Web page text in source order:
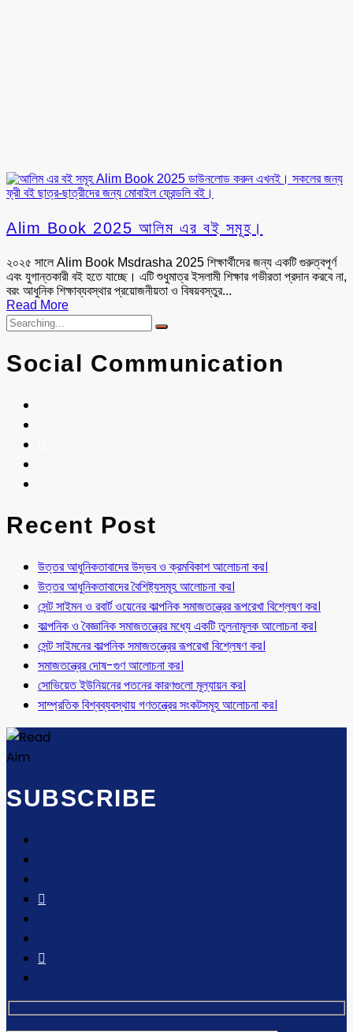
Alim Book 2025 আলিম এর বই সমূহ।
২০২৫ সালে Alim Book Msdrasha 2025 শিক্ষার্থীদের জন্য একটি গুরুত্বপূর্ণ
এবং যুগান্তকারী বই হতে যাচ্ছে। এটি শুধুমাত্র ইসলামী শিক্ষার গভীরতা প্রদান করবে না,
বরং আধুনিক শিক্ষাব্যবস্থার প্রয়োজনীয়তা ও বিষয়বস্তুর...
Read More
Social Communication
Recent Post
উত্তর আধুনিকতাবাদের উদ্ভব ও ক্রমবিকাশ আলোচনা কর।
উত্তর আধুনিকতাবাদের বৈশিষ্ট্যসমূহ আলোচনা কর।
সেন্ট সাইমন ও রবার্ট ওয়েনের কাল্পনিক সমাজতন্ত্রের রূপরেখা বিশ্লেষণ কর।
কাল্পনিক ও বৈজ্ঞানিক সমাজতন্ত্রের মধ্যে একটি তুলনামূলক আলোচনা কর।
সেন্ট সাইমনের কাল্পনিক সমাজতন্ত্রের রূপরেখা বিশ্লেষণ কর।
সমাজতন্ত্রের দোষ-গুণ আলোচনা কর।
সোভিয়েত ইউনিয়নের পতনের কারণগুলো মূল্যায়ন কর।
সাম্প্রতিক বিশ্বব্যবস্থায় গণতন্ত্রের সংকটসমূহ আলোচনা কর।
SUBSCRIBE